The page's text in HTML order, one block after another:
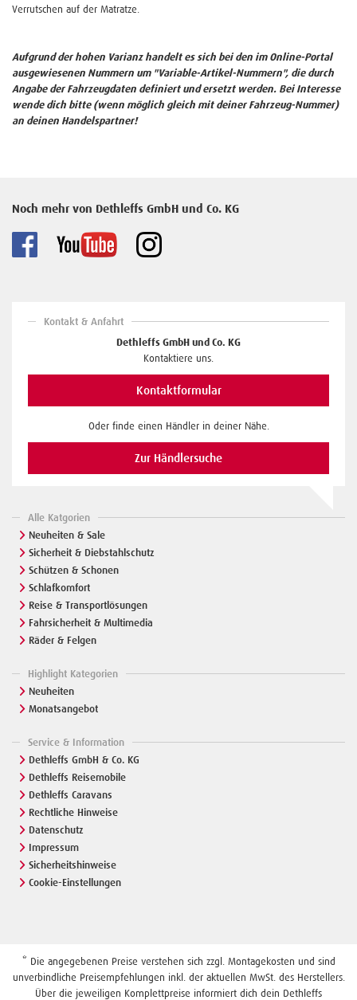
Verrutschen auf der Matratze.
Aufgrund der hohen Varianz handelt es sich bei den im Online-Portal
ausgewiesenen Nummern um "Variable-Artikel-Nummern", die durch
Angabe der Fahrzeugdaten definiert und ersetzt werden. Bei Interesse
wende dich bitte (wenn möglich gleich mit deiner Fahrzeug-Nummer)
an deinen Handelspartner!
Noch mehr von Dethleffs GmbH und Co. KG
Kontakt & Anfahrt
Dethleffs GmbH und Co. KG
Kontaktiere uns.
Kontaktformular
Oder finde einen Händler in deiner Nähe.
Zur Händlersuche
Alle Katgorien
Neuheiten & Sale
Sicherheit & Diebstahlschutz
Schützen & Schonen
Schlafkomfort
Reise & Transportlösungen
Fahrsicherheit & Multimedia
Räder & Felgen
Highlight Kategorien
Neuheiten
Monatsangebot
Service & Information
Dethleffs GmbH & Co. KG
Dethleffs Reisemobile
Dethleffs Caravans
Rechtliche Hinweise
Datenschutz
Impressum
Sicherheitshinweise
Cookie-Einstellungen
* Die angegebenen Preise verstehen sich zzgl. Montagekosten und sind
unverbindliche Preisempfehlungen inkl. der aktuellen MwSt. des Herstellers.
Über die jeweiligen Komplettpreise informiert dich dein Dethleffs